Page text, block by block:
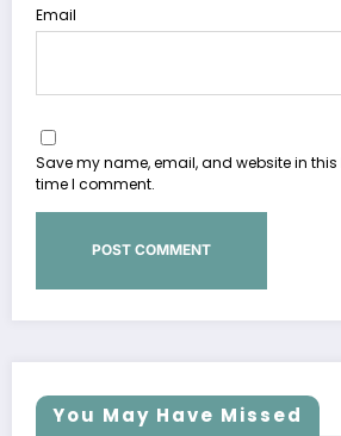
Email
Save my name, email, and website in this
time I comment.
You May Have Missed